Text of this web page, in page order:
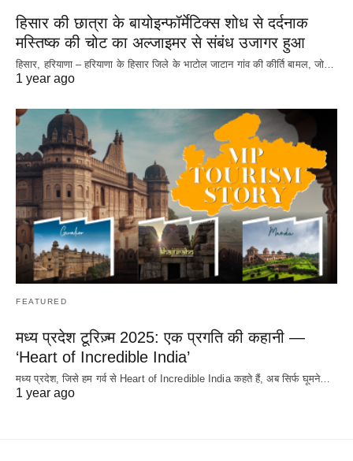
हिसार की छात्रा के बायोइन्फॉर्मेटिक्स शोध से दर्दनाक
मस्तिष्क की चोट का अल्जाइमर से संबंध उजागर हुआ
हिसार, हरियाणा – हरियाणा के हिसार जिले के भाटोल जाटान गांव की कीर्ति बामल, जो…
1 year ago
FEATURED
मध्य प्रदेश टूरिज़्म 2025: एक प्रगति की कहानी —
‘Heart of Incredible India’
मध्य प्रदेश, जिसे हम गर्व से Heart of Incredible India कहते हैं, अब सिर्फ घूमने…
1 year ago